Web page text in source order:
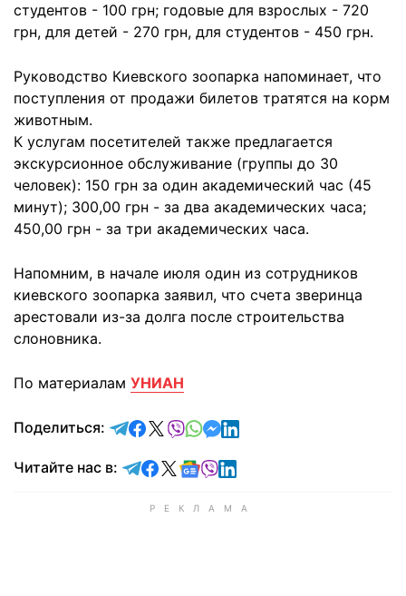
студентов - 100 грн; годовые для взрослых - 720
грн, для детей - 270 грн, для студентов - 450 грн.
Руководство Киевского зоопарка напоминает, что
поступления от продажи билетов тратятся на корм
животным.
К услугам посетителей также предлагается
экскурсионное обслуживание (группы до 30
человек): 150 грн за один академический час (45
минут); 300,00 грн - за два академических часа;
450,00 грн - за три академических часа.
Напомним, в начале июля один из сотрудников
киевского зоопарка заявил, что счета зверинца
арестовали из-за долга после строительства
слоновника.
По материалам УНИАН
Поделиться: отправить в Telegram
поделиться в Facebook
поделиться в X
отправить в Viber
отправить в Whatsapp
отправить в Messenger
отправить в LinkedIn
Читайте нас в: Читайте в Telegram
Читайте в Facebook
Читайте в X
Читайте в Google news
Читайте в Viber
Читайте в LinkedIn